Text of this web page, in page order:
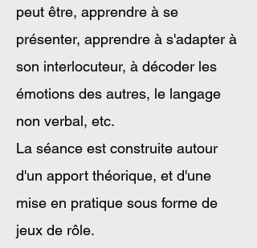
peut être, apprendre à se
présenter, apprendre à s'adapter à
son interlocuteur, à décoder les
émotions des autres, le langage
non verbal, etc.
La séance est construite autour
d'un apport théorique, et d'une
mise en pratique sous forme de
jeux de rôle.